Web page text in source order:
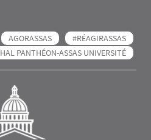
AGORASSAS
#RÉAGIRASSAS
HAL PANTHÉON-ASSAS UNIVERSITÉ